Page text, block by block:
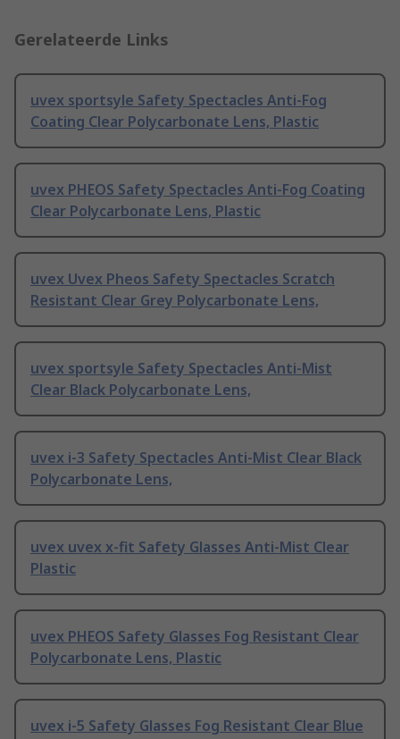
Gerelateerde Links
uvex sportsyle Safety Spectacles Anti-Fog
Coating Clear Polycarbonate Lens, Plastic
uvex PHEOS Safety Spectacles Anti-Fog Coating
Clear Polycarbonate Lens, Plastic
uvex Uvex Pheos Safety Spectacles Scratch
Resistant Clear Grey Polycarbonate Lens,
uvex sportsyle Safety Spectacles Anti-Mist
Clear Black Polycarbonate Lens,
uvex i-3 Safety Spectacles Anti-Mist Clear Black
Polycarbonate Lens,
uvex uvex x-fit Safety Glasses Anti-Mist Clear
Plastic
uvex PHEOS Safety Glasses Fog Resistant Clear
Polycarbonate Lens, Plastic
uvex i-5 Safety Glasses Fog Resistant Clear Blue